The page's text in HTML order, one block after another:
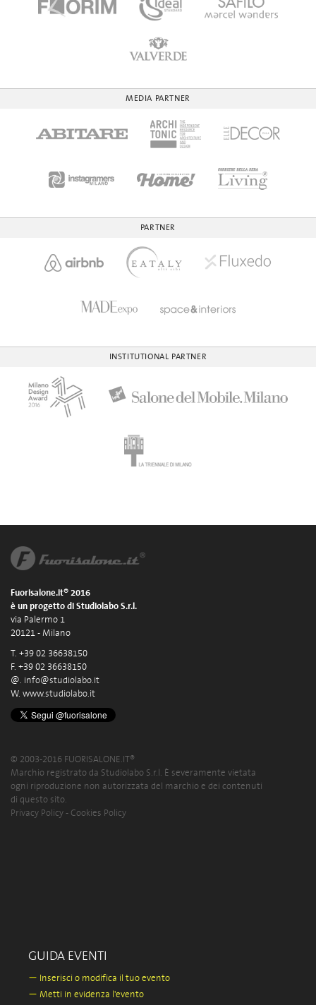
MEDIA PARTNER
PARTNER
INSTITUTIONAL PARTNER
Fuorisalone.it® 2016
è un progetto di Studiolabo S.r.l.
via Palermo 1
20121 - Milano
T. +39 02 36638150
F. +39 02 36638150
@. info@studiolabo.it
W. www.studiolabo.it
© 2003-2016 FUORISALONE.IT®
Marchio registrato da Studiolabo S.r.l. È severamente vietata
ogni riproduzione non autorizzata del marchio e dei contenuti
di questo sito.
Privacy Policy - Cookies Policy
GUIDA EVENTI
— Inserisci o modifica il tuo evento
— Metti in evidenza l'evento